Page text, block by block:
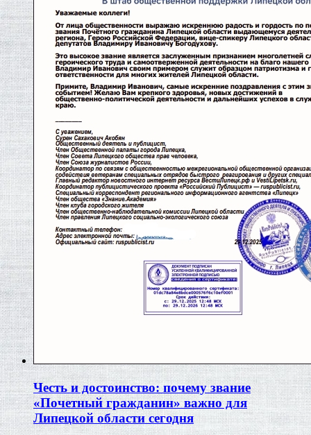
Честь и достоинство: почему звание
«Почетный гражданин» важно для
Липецкой области сегодня